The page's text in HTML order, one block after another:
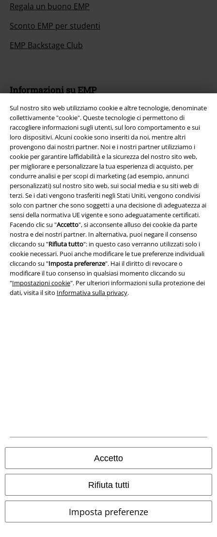
Sul nostro sito web utilizziamo cookie e altre tecnologie, denominate
collettivamente "cookie". Queste tecnologie ci permettono di
raccogliere informazioni sugli utenti, sul loro comportamento e sui
loro dispositivi. Alcuni cookie sono inseriti da noi, mentre altri
provengono dai nostri partner. Noi e i nostri partner utilizziamo i
cookie per garantire laffidabilità e la sicurezza del nostro sito web,
per migliorare e personalizzare la tua esperienza di acquisto, per
condurre analisi e per scopi di marketing (ad esempio, annunci
personalizzati) sul nostro sito web, sui social media e su siti web di
terzi. Se i dati vengono trasferiti negli Stati Uniti, vengono condivisi
solo con partner che sono soggetti a una decisione di adeguatezza ai
sensi della normativa UE vigente e sono adeguatamente certificati.
Facendo clic su "Accetto", si acconsente alluso dei cookie da parte
nostra e dei nostri partner. In alternativa, puoi negare il consenso
cliccando su "Rifiuta tutto": in questo caso verranno utilizzati solo i
cookie necessari. Puoi anche modificare le tue preferenze individuali
cliccando su "Imposta preferenze". Hai il diritto di revocare o
modificare il tuo consenso in qualsiasi momento cliccando su
"Impostazioni cookie". Per ulteriori informazioni sulla protezione dei
dati, visita il sito Informativa sulla privacy.
Accetto
Rifiuta tutti
Imposta preferenze
Regala un buono EMP
Sconto EMP per studenti
EMP Backstage Club
Informazioni su EMP
Eventi EMP
Programmi partner
Sostenibilità
Seguici online!
Spedizione